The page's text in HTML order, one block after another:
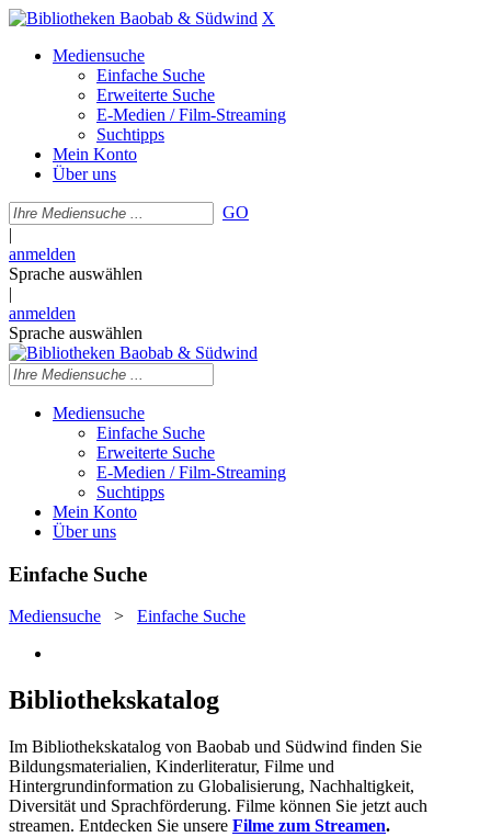
X
Mediensuche
Einfache Suche
Erweiterte Suche
E-Medien / Film-Streaming
Suchtipps
Mein Konto
Über uns
GO
|
anmelden
Sprache auswählen
|
anmelden
Sprache auswählen
Mediensuche
Einfache Suche
Erweiterte Suche
E-Medien / Film-Streaming
Suchtipps
Mein Konto
Über uns
Einfache Suche
Mediensuche > Einfache Suche
Bibliothekskatalog
Im Bibliothekskatalog von Baobab und Südwind finden Sie
Bildungsmaterialien, Kinderliteratur, Filme und
Hintergrundinformation zu Globalisierung, Nachhaltigkeit,
Diversität und Sprachförderung. Filme können Sie jetzt auch
streamen. Entdecken Sie unsere Filme zum Streamen.